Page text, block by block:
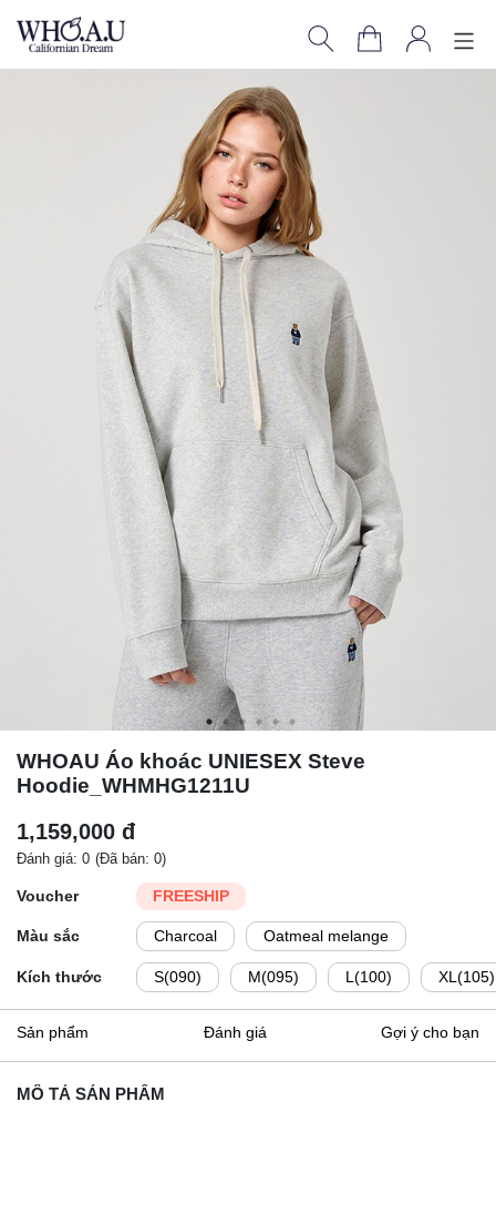
WHOAU Áo khoác UNIESEX Steve
Hoodie_WHMHG1211U
1,159,000 đ
Đánh giá: 0 (Đã bán: 0)
Voucher FREESHIP
Màu sắc Charcoal Oatmeal melange
Kích thước S(090) M(095) L(100) XL(105)
Sản phẩm Đánh giá Gợi ý cho bạn
MÔ TẢ SẢN PHẨM